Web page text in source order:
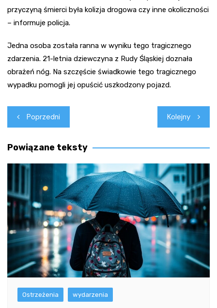
przyczyną śmierci była kolizja drogowa czy inne okoliczności
– informuje policja.
Jedna osoba została ranna w wyniku tego tragicznego
zdarzenia. 21-letnia dziewczyna z Rudy Śląskiej doznała
obrażeń nóg. Na szczęście świadkowie tego tragicznego
wypadku pomogli jej opuścić uszkodzony pojazd.
Nawigacja
wpisu
Poprzedni Kolejny
Powiązane teksty
Ostrzeżenia wydarzenia